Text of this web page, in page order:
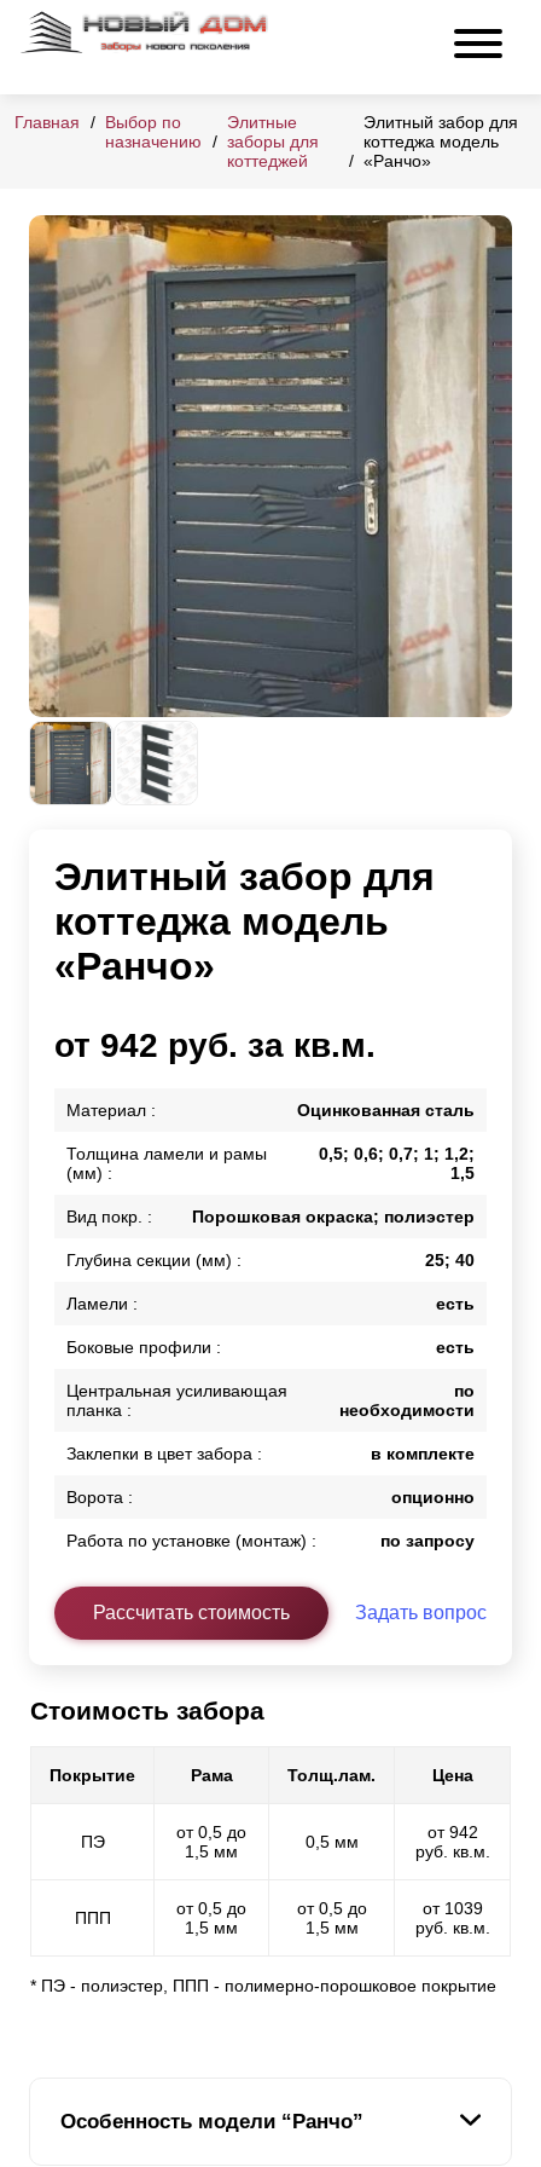
Главная
Выбор по
назначению
Элитные
заборы для
коттеджей
Элитный забор для
коттеджа модель
«Ранчо»
Элитный забор для
коттеджа модель
«Ранчо»
от 942 руб. за кв.м.
Материал : Оцинкованная сталь
Толщина ламели и рамы
(мм) :
0,5; 0,6; 0,7; 1; 1,2;
1,5
Вид покр. : Порошковая окраска; полиэстер
Глубина секции (мм) : 25; 40
Ламели : есть
Боковые профили : есть
Центральная усиливающая
планка :
по
необходимости
Заклепки в цвет забора : в комплекте
Ворота : опционно
Работа по установке (монтаж) : по запросу
Рассчитать стоимость Задать вопрос
Стоимость забора
Покрытие Рама Толщ.лам. Цена
ПЭ
от 0,5 до
1,5 мм
0,5 мм
от 942
руб. кв.м.
ППП
от 0,5 до
1,5 мм
от 0,5 до
1,5 мм
от 1039
руб. кв.м.
* ПЭ - полиэстер, ППП - полимерно-порошковое покрытие
Особенность модели “Ранчо”